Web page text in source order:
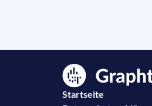
Startseite